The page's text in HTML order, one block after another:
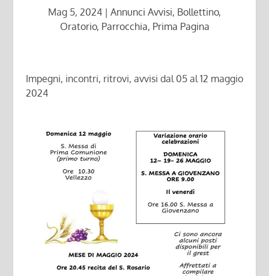
Mag 5, 2024 | Annunci Avvisi, Bollettino,
Oratorio, Parrocchia, Prima Pagina
Impegni, incontri, ritrovi, avvisi dal 05 al 12 maggio
2024